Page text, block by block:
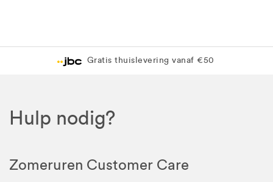
Gratis thuislevering vanaf €50
Hulp nodig?
Zomeruren Customer Care